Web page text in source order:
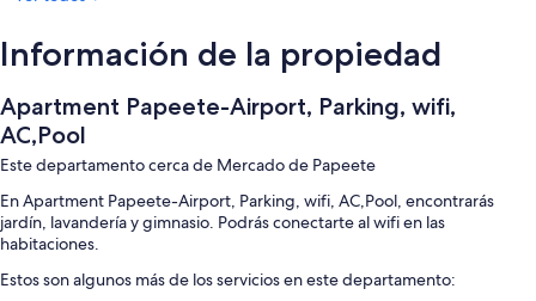
Información de la propiedad
Apartment Papeete-Airport, Parking, wifi,
AC,Pool
Este departamento cerca de Mercado de Papeete
En Apartment Papeete-Airport, Parking, wifi, AC,Pool, encontrarás
jardín, lavandería y gimnasio. Podrás conectarte al wifi en las
habitaciones.
Estos son algunos más de los servicios en este departamento: